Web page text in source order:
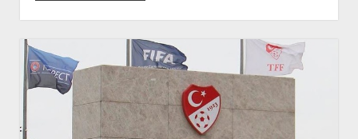
LİG’TE
TOPLU
SONUÇLAR